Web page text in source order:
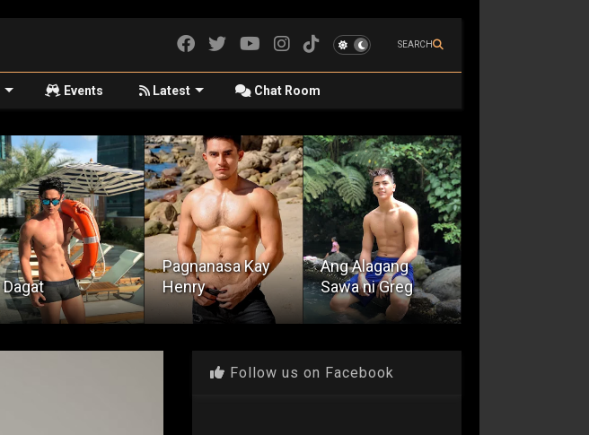
SEARCH
Events Latest Chat Room
Pagnanasa Kay
Henry
Ang Alagang
Sawa ni Greg
Ang Kuya Bryan
Ko
Follow us on Facebook